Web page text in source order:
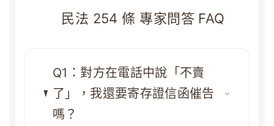
民法 254 條 專家問答 FAQ
Q1：對方在電話中說「不賣
了」，我還要寄存證信函催告
嗎？